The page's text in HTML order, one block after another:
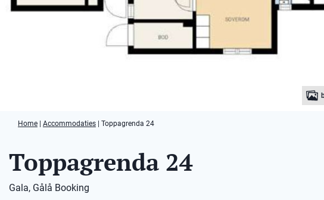
Home Accommodaties Toppagrenda 24
Toppagrenda 24
Gala, Gålå Booking